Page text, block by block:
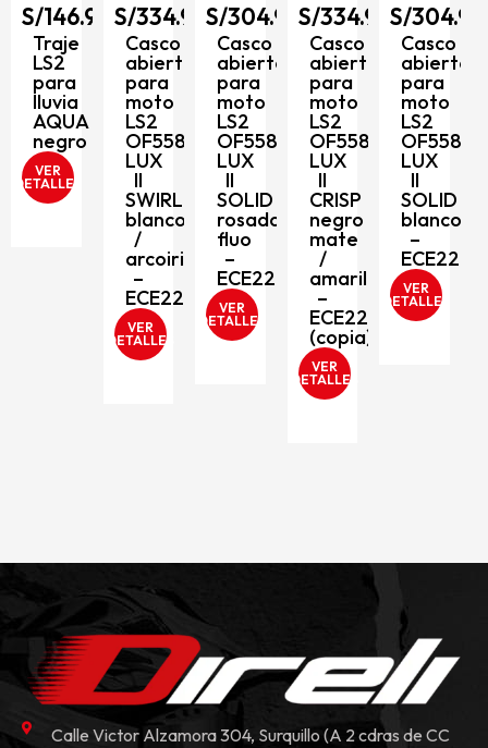
S/146.90
Traje
LS2
para
lluvia
AQUA
negro
VER
DETALLES
S/334.90
Casco
abierto
para
moto
LS2
OF558
LUX
II
SWIRL
blanco
/
arcoiris
–
ECE2206
VER
DETALLES
S/304.90
Casco
abierto
para
moto
LS2
OF558
LUX
II
SOLID
rosado
fluo
–
ECE2206
VER
DETALLES
S/334.90
Casco
abierto
para
moto
LS2
OF558
LUX
II
CRISP
negro
mate
/
amarillo
–
ECE2206
(copia)
VER
DETALLES
S/304.90
Casco
abierto
para
moto
LS2
OF558
LUX
II
SOLID
blanco
–
ECE2206
VER
DETALLES
Calle Victor Alzamora 304, Surquillo (A 2 cdras de CC